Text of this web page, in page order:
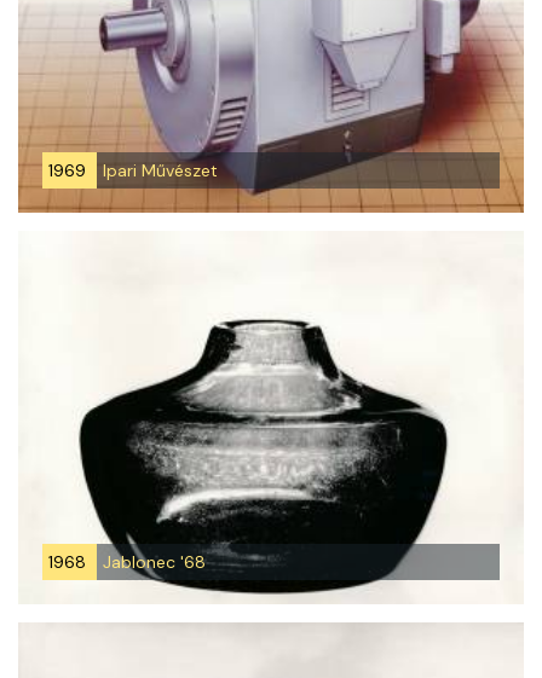
1969 Ipari Művészet
1968 Jablonec '68